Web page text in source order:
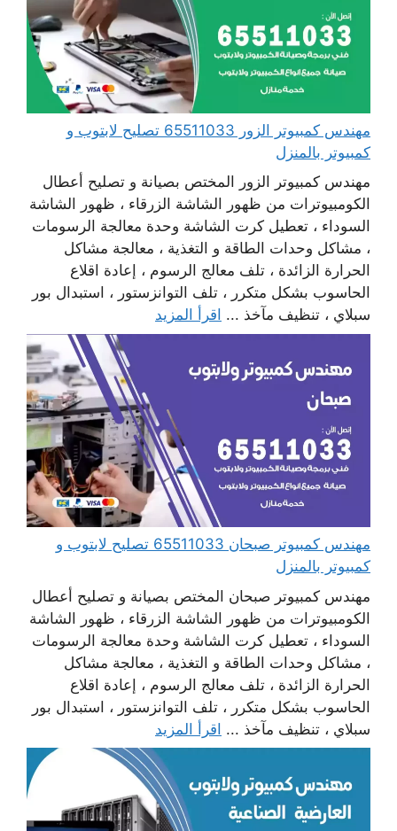
مهندس كمبيوتر الزور 65511033 تصليح لابتوب و
كمبيوتر بالمنزل
مهندس كمبيوتر الزور المختص بصيانة و تصليح أعطال
الكومبيوترات من ظهور الشاشة الزرقاء ، ظهور الشاشة
السوداء ، تعطيل كرت الشاشة وحدة معالجة الرسومات
، مشاكل وحدات الطاقة و التغذية ، معالجة مشاكل
الحرارة الزائدة ، تلف معالج الرسوم ، إعادة اقلاع
الحاسوب بشكل متكرر ، تلف التوانزستور ، استبدال بور
سبلاي ، تنظيف مآخذ ... اقرأ المزيد
مهندس كمبيوتر صبحان 65511033 تصليح لابتوب و
كمبيوتر بالمنزل
مهندس كمبيوتر صبحان المختص بصيانة و تصليح أعطال
الكومبيوترات من ظهور الشاشة الزرقاء ، ظهور الشاشة
السوداء ، تعطيل كرت الشاشة وحدة معالجة الرسومات
، مشاكل وحدات الطاقة و التغذية ، معالجة مشاكل
الحرارة الزائدة ، تلف معالج الرسوم ، إعادة اقلاع
الحاسوب بشكل متكرر ، تلف التوانزستور ، استبدال بور
سبلاي ، تنظيف مآخذ ... اقرأ المزيد